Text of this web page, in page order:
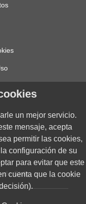
de Chile
un mejor servicio.
mensaje, acepta
permitir las cookies,
configuración de su
para evitar que este
cuenta que la cookie